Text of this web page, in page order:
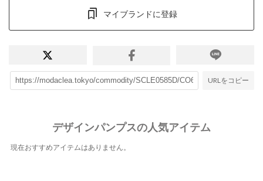
マイブランドに登録
URLをコピー
デザインパンプスの人気アイテム
現在おすすめアイテムはありません。